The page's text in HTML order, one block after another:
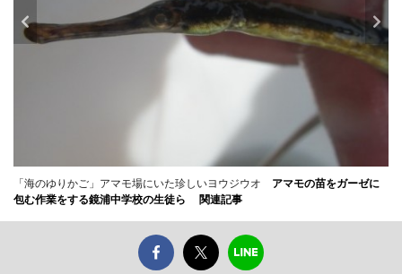
「海のゆりかご」アマモ場にいた珍しいヨウジウオ アマモの苗をガーゼに
包む作業をする鏡浦中学校の生徒ら
関連記事